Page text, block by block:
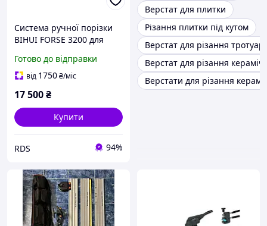
Система ручної порізки
BIHUI FORSE 3200 для
(TQSCR36)
Готово до відправки
від 1750₴/міс
17 500₴
Купити
RDS 94%
Верстат для плитки
Різання плитки під кутом
Верстат для різання
Верстат для різання
Верстати для різання